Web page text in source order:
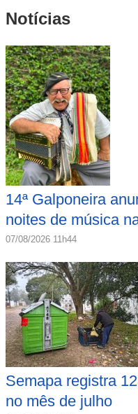
Notícias
14ª Galponeira
noites de música
07/08/2026 11h44
Semapa registra
no mês de julho